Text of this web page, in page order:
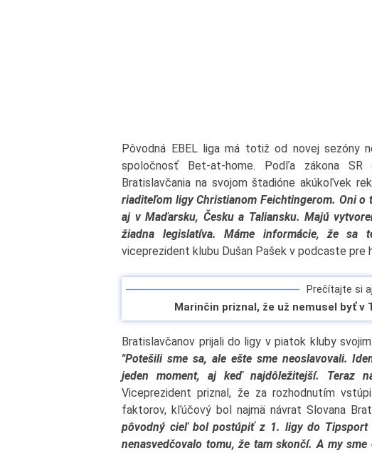
Pôvodná EBEL liga má totiž od novej sezóny
spoločnosť Bet-at-home. Podľa zákona SR
Bratislavčania na svojom štadióne akúkoľvek
riaditeľom ligy Christianom Feichtingerom. Oni
aj v Maďarsku, Česku a Taliansku. Majú
žiadna legislatíva. Máme informácie, že sa
viceprezident klubu Dušan Pašek v podcaste pre
Prečítajte si aj
Marinčin priznal, že už nemusel byť
Bratislavčanov prijali do ligy v piatok kluby
"Potešili sme sa, ale ešte sme neoslavovali.
jeden moment, aj keď najdôležitejší. Teraz
Viceprezident priznal, že za rozhodnutím
faktorov, kľúčový bol najmä návrat Slovana
pôvodný cieľ bol postúpiť z 1. ligy do Tipsport
nenasvedčovalo tomu, že tam skončí. A my